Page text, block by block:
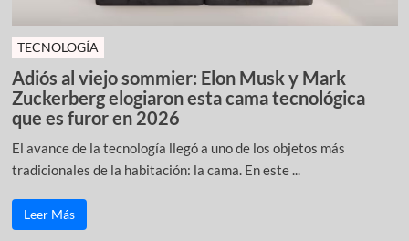
TECNOLOGÍA
Adiós al viejo sommier: Elon Musk y Mark
Zuckerberg elogiaron esta cama tecnológica
que es furor en 2026
El avance de la tecnología llegó a uno de los objetos más
tradicionales de la habitación: la cama. En este ...
Leer Más